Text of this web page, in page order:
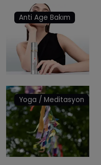
Anti Age Bakım
Yoga / Meditasyon